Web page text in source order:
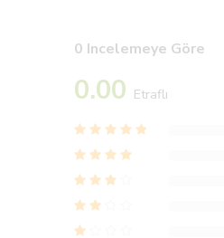
0 Incelemeye Göre
0.00 Etraflı